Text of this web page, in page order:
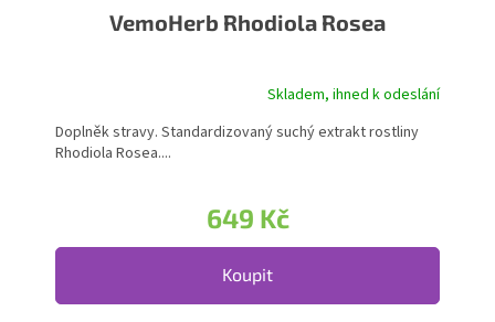
VemoHerb Rhodiola Rosea
Skladem, ihned k odeslání
649 Kč
Koupit
Doplněk stravy. Standardizovaný suchý extrakt rostliny
Rhodiola Rosea....